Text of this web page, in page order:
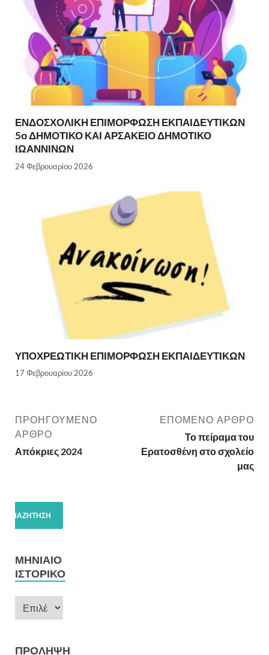
ΕΝΔΟΣΧΟΛΙΚΗ ΕΠΙΜΟΡΦΩΣΗ ΕΚΠΑΙΔΕΥΤΙΚΩΝ
5ο ΔΗΜΟΤΙΚΟ ΚΑΙ ΑΡΣΑΚΕΙΟ ΔΗΜΟΤΙΚΟ
ΙΩΑΝΝΙΝΩΝ
24 Φεβρουαρίου 2026
ΥΠΟΧΡΕΩΤΙΚΗ ΕΠΙΜΟΡΦΩΣΗ ΕΚΠΑΙΔΕΥΤΙΚΩΝ
17 Φεβρουαρίου 2026
ΠΡΟΗΓΟΎΜΕΝΟ
ΆΡΘΡΟ
Απόκριες 2024
ΕΠΌΜΕΝΟ ΆΡΘΡΟ
Το πείραμα του
Ερατοσθένη στο σχολείο
μας
ΜΗΝΙΑΊΟ
ΙΣΤΟΡΙΚΌ
ΠΡΌΛΗΨΗ